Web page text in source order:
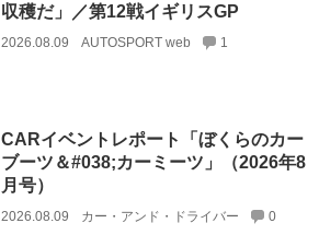
収穫だ」／第12戦イギリスGP
2026.08.09 AUTOSPORT web 1
CARイベントレポート「ぼくらのカー
ブーツ＆#038;カーミーツ」（2026年8
月号）
2026.08.09 カー・アンド・ドライバー 0